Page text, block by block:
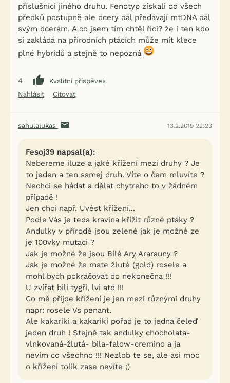
příslušníci jiného druhu. Fenotyp získali od všech
předků postupně ale dcery dál předávají mtDNA dál
svým dcerám. A co jsem tím chtěl říci? že i ten kdo
si zakládá na přírodních ptácích může mít klece
plné hybridů a stejně to nepozná
4
Kvalitní příspěvek
Nahlásit
Citovat
sahulalukas 13.2.2019 22:23
Fesoj39 napsal(a):
Nebereme iluze a jaké křížení mezi druhy ? Je
to jeden a ten samej druh. Víte o čem mluvíte ?
Nechci se hádat a dělat chytreho to v žádném
případě !
Jen chci např. Uvést křížení...
Podle Vás je teda kravina křížit různé ptáky ?
Andulky v přírodě jsou zelené jak je možné ze
je 100vky mutaci ?
Jak je možné že jsou Bílé Ary Ararauny ?
Jak je možné že mate žluté (gold) rosele a
mohl bych pokračovat do nekonečna !!!
U zvířat bili tygři, lvi atd !!!
Co mě přijde křížení je jen mezi různými druhy
napr: rosele Vs penant.
Ale kakariki a kakariki pořad je to jedna čeleď
jeden druh ! Stejně tak andulky chocholata-
vlnkovaná-žlutá- bila-falow-cremino a ja
nevím co všechno !!! Nezlob te se, ale asi moc
o křížení tolik zase nevíte ;)